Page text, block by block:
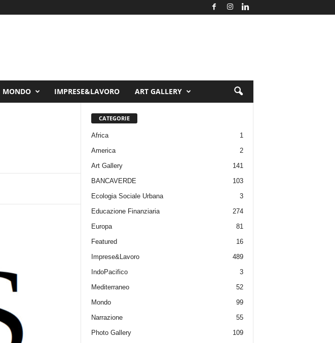
MONDO IMPRESE&LAVORO ART GALLERY
CATEGORIE
Africa
1
America
2
Art Gallery
141
BANCAVERDE
103
Ecologia Sociale Urbana
3
Educazione Finanziaria
274
Europa
81
Featured
16
Imprese&Lavoro
489
IndoPacifico
3
Mediterraneo
52
Mondo
99
Narrazione
55
Photo Gallery
109